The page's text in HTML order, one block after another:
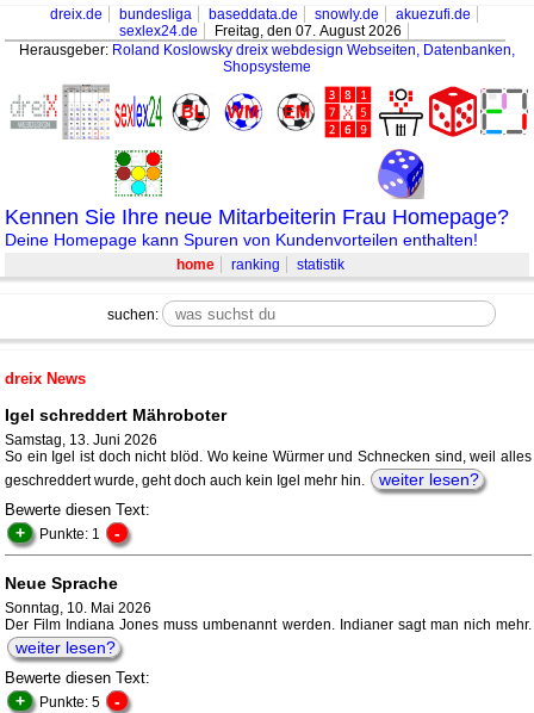
dreix.de bundesliga baseddata.de snowly.de
akuezufi.de
sexlex24.de
Freitag, den 07. August 2026
Herausgeber: Roland Koslowsky dreix webdesign Webseiten, Datenbanken,
Shopsysteme
Kennen Sie Ihre neue Mitarbeiterin Frau Homepage?
Deine Homepage kann Spuren von Kundenvorteilen enthalten!
home ranking statistik
suchen:
dreix News
Igel schreddert Mähroboter
Samstag, 13. Juni 2026
So ein Igel ist doch nicht blöd. Wo keine Würmer und Schnecken sind, weil alles
geschreddert wurde, geht doch auch kein Igel mehr hin.
weiter lesen?
Bewerte diesen Text:
+ Punkte: 1 -
Neue Sprache
Sonntag, 10. Mai 2026
Der Film Indiana Jones muss umbenannt werden. Indianer sagt man nich mehr.
weiter lesen?
Bewerte diesen Text:
+ Punkte: 5 -